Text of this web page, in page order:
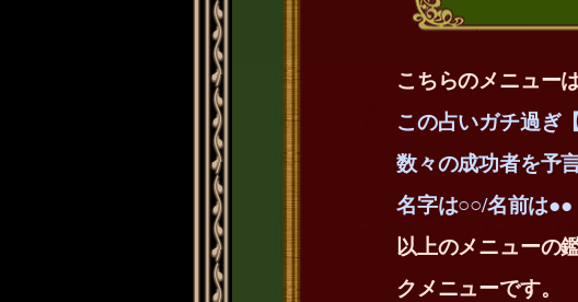
こちらのメニュー
この占いガチ過ぎ
数々の成功者を予
名字は○○/名前は
以上のメニューの
クメニューです。